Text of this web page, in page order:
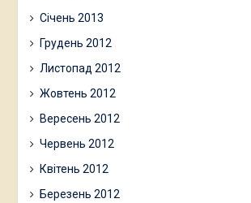
Січень 2013
Грудень 2012
Листопад 2012
Жовтень 2012
Вересень 2012
Червень 2012
Квітень 2012
Березень 2012